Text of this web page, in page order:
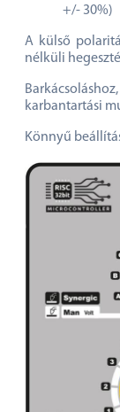
+/- 30%)
A külső
nélküli
karbantartási
Könnyű